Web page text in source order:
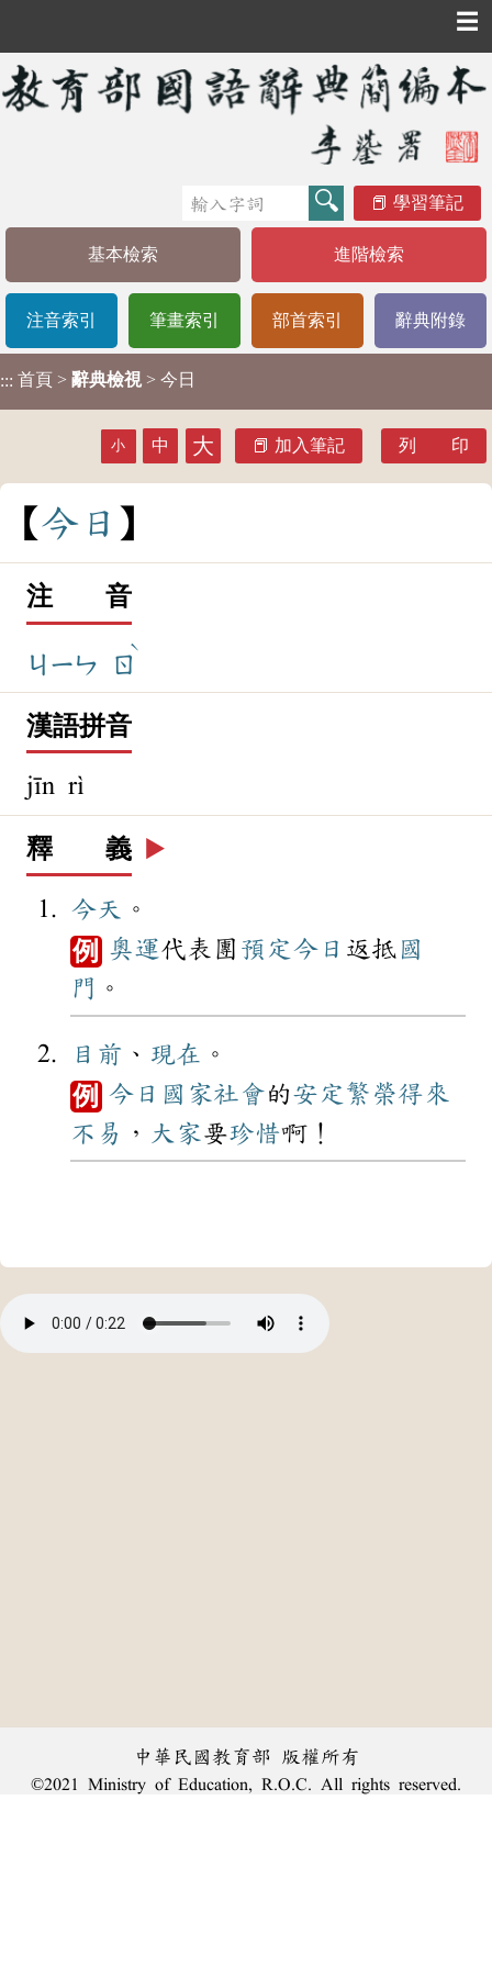
☰
學習筆記
基本檢索 進階檢索
注音索引 筆畫索引 部首索引 辭典附錄
::: 首頁 > 辭典檢視 > 今日
小 中 大 加入筆記 列 印
今 日
注 音
ㄐㄧㄣ ㄖ
ˋ
漢語拼音
jīn rì
釋 義 ▶️
今天 。
例 奧運代表團 預定今日 返抵 國
門 。
目前 、 現在 。
例 今日 國家社會的安定 繁榮得來
不易
， 大家要珍惜啊！
中華民國教育部 版權所有
©2021 Ministry of Education, R.O.C. All rights reserved.